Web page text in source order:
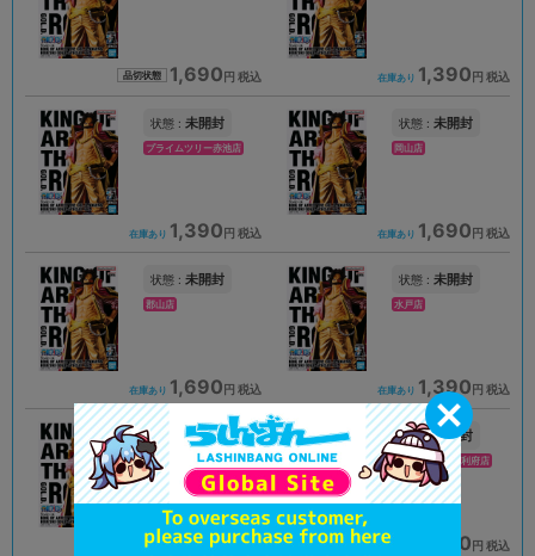
品切状態 1,690円 税込 在庫あり 1,390円 税込
状態 : 未開封
プライムツリー赤池店
在庫あり 1,390円 税込
状態 : 未開封
岡山店
在庫あり 1,690円 税込
状態 : 未開封
郡山店
在庫あり 1,690円 税込
状態 : 未開封
水戸店
在庫あり 1,390円 税込
状態 :未開封
宇都宮店
在庫あり 1,190円 税込
状態 :未開封
イオンモール新利府店
在庫あり 1,390円 税込